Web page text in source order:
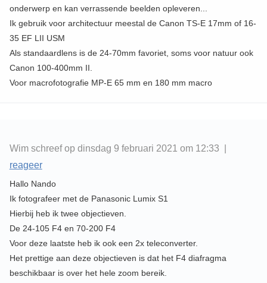
onderwerp en kan verrassende beelden opleveren...
Ik gebruik voor architectuur meestal de Canon TS-E 17mm of 16-
35 EF LII USM
Als standaardlens is de 24-70mm favoriet, soms voor natuur ook
Canon 100-400mm II.
Voor macrofotografie MP-E 65 mm en 180 mm macro
Wim schreef op dinsdag 9 februari 2021 om 12:33 |
reageer
Hallo Nando
Ik fotografeer met de Panasonic Lumix S1
Hierbij heb ik twee objectieven.
De 24-105 F4 en 70-200 F4
Voor deze laatste heb ik ook een 2x teleconverter.
Het prettige aan deze objectieven is dat het F4 diafragma
beschikbaar is over het hele zoom bereik.